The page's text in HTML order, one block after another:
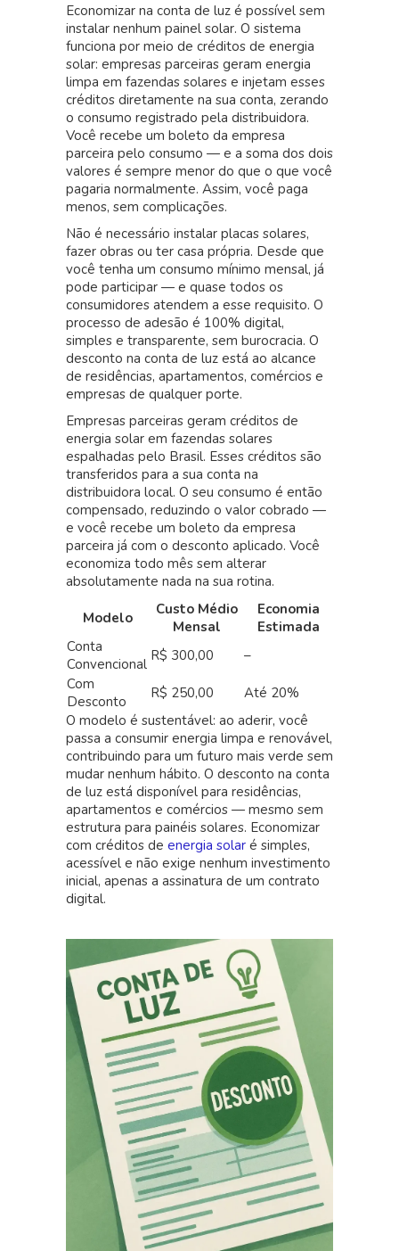
Economizar na conta de luz é possível sem
instalar nenhum painel solar. O sistema
funciona por meio de créditos de energia
solar: empresas parceiras geram energia
limpa em fazendas solares e injetam esses
créditos diretamente na sua conta, zerando
o consumo registrado pela distribuidora.
Você recebe um boleto da empresa
parceira pelo consumo — e a soma dos dois
valores é sempre menor do que o que você
pagaria normalmente. Assim, você paga
menos, sem complicações.
Não é necessário instalar placas solares,
fazer obras ou ter casa própria. Desde que
você tenha um consumo mínimo mensal, já
pode participar — e quase todos os
consumidores atendem a esse requisito. O
processo de adesão é 100% digital,
simples e transparente, sem burocracia. O
desconto na conta de luz está ao alcance
de residências, apartamentos, comércios e
empresas de qualquer porte.
Empresas parceiras geram créditos de
energia solar em fazendas solares
espalhadas pelo Brasil. Esses créditos são
transferidos para a sua conta na
distribuidora local. O seu consumo é então
compensado, reduzindo o valor cobrado —
e você recebe um boleto da empresa
parceira já com o desconto aplicado. Você
economiza todo mês sem alterar
absolutamente nada na sua rotina.
Modelo
Custo Médio
Mensal
Economia
Estimada
Conta
Convencional R$ 300,00
–
Com
Desconto
R$ 250,00
Até 20%
O modelo é sustentável: ao aderir, você
passa a consumir energia limpa e renovável,
contribuindo para um futuro mais verde sem
mudar nenhum hábito. O desconto na conta
de luz está disponível para residências,
apartamentos e comércios — mesmo sem
estrutura para painéis solares. Economizar
com créditos de energia solar é simples,
acessível e não exige nenhum investimento
inicial, apenas a assinatura de um contrato
digital.